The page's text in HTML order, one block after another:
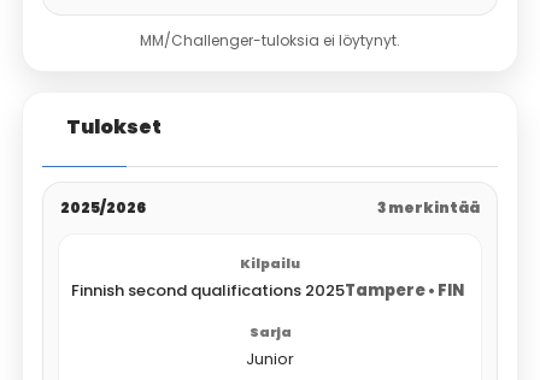
MM/Challenger-tuloksia ei löytynyt.
Tulokset
2025/2026 3 merkintää
Finnish second qualifications 2025Tampere • FIN
Junior